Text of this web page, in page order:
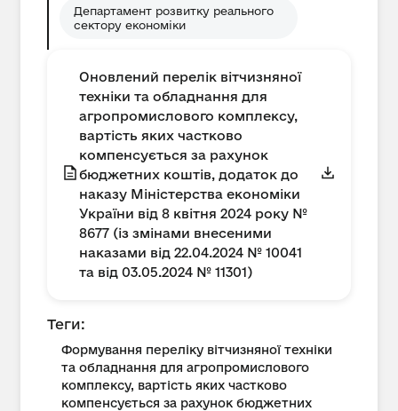
Департамент розвитку реального
сектору економіки
Оновлений перелік вітчизняної
техніки та обладнання для
агропромислового комплексу,
вартість яких частково
компенсується за рахунок
бюджетних коштів, додаток до
наказу Міністерства економіки
України від 8 квітня 2024 року №
8677 (із змінами внесеними
наказами від 22.04.2024 № 10041
та від 03.05.2024 № 11301)
Теги:
Формування переліку вітчизняної техніки
та обладнання для агропромислового
комплексу, вартість яких частково
компенсується за рахунок бюджетних